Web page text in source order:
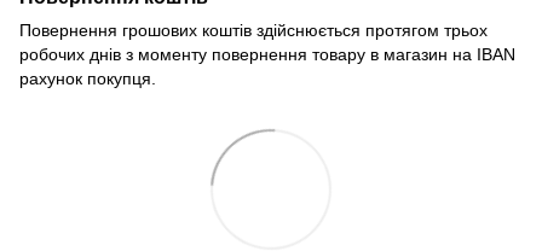
Повернення грошових коштів здійснюється протягом трьох
робочих днів з моменту повернення товару в магазин на IBAN
рахунок покупця.